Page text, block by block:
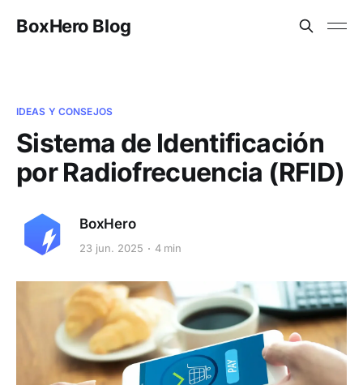
BoxHero Blog
IDEAS Y CONSEJOS
Sistema de Identificación
por Radiofrecuencia (RFID)
BoxHero
23 jun. 2025 4 min